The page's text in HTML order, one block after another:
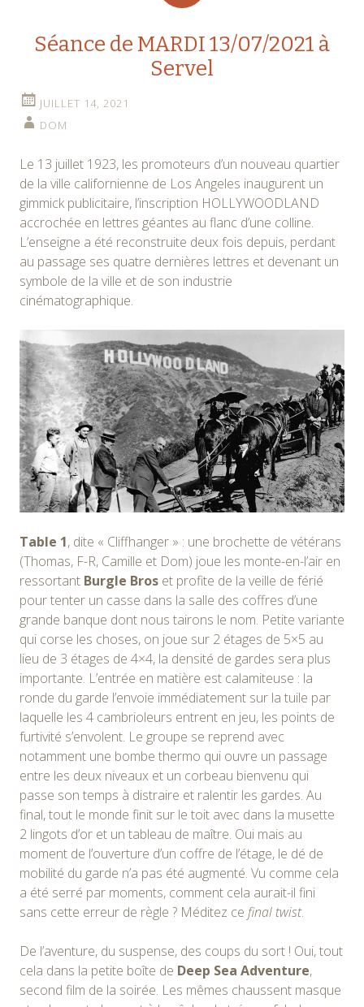
Séance de MARDI 13/07/2021 à
Servel
JUILLET 14, 2021
DOM
Le 13 juillet 1923, les promoteurs d’un nouveau quartier
de la ville californienne de Los Angeles inaugurent un
gimmick publicitaire, l’inscription HOLLYWOODLAND
accrochée en lettres géantes au flanc d’une colline.
L’enseigne a été reconstruite deux fois depuis, perdant
au passage ses quatre dernières lettres et devenant un
symbole de la ville et de son industrie
cinématographique.
Table 1, dite « Cliffhanger » : une brochette de vétérans
(Thomas, F-R, Camille et Dom) joue les monte-en-l’air en
ressortant Burgle Bros et profite de la veille de férié
pour tenter un casse dans la salle des coffres d’une
grande banque dont nous tairons le nom. Petite variante
qui corse les choses, on joue sur 2 étages de 5×5 au
lieu de 3 étages de 4×4, la densité de gardes sera plus
importante. L’entrée en matière est calamiteuse : la
ronde du garde l’envoie immédiatement sur la tuile par
laquelle les 4 cambrioleurs entrent en jeu, les points de
furtivité s’envolent. Le groupe se reprend avec
notamment une bombe thermo qui ouvre un passage
entre les deux niveaux et un corbeau bienvenu qui
passe son temps à distraire et ralentir les gardes. Au
final, tout le monde finit sur le toit avec dans la musette
2 lingots d’or et un tableau de maître. Oui mais au
moment de l’ouverture d’un coffre de l’étage, le dé de
mobilité du garde n’a pas été augmenté. Vu comme cela
a été serré par moments, comment cela aurait-il fini
sans cette erreur de règle ? Méditez ce final twist.
De l’aventure, du suspense, des coups du sort ! Oui, tout
cela dans la petite boîte de Deep Sea Adventure,
second film de la soirée. Les mêmes chaussent masque